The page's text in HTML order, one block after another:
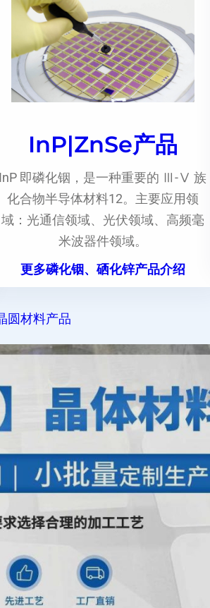
InP|ZnSe产品
InP 即磷化铟，是一种重要的 Ⅲ-Ⅴ 族
化合物半导体材料12。主要应用领
域：光通信领域、光伏领域、高频毫
米波器件领域。
更多磷化铟、硒化锌产品介绍
圆材料产品